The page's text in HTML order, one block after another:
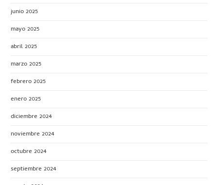
junio 2025
mayo 2025
abril 2025
marzo 2025
febrero 2025
enero 2025
diciembre 2024
noviembre 2024
octubre 2024
septiembre 2024